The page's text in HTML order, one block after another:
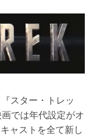
スター・トレッ
では年代設定がオ
ャストを全て新し